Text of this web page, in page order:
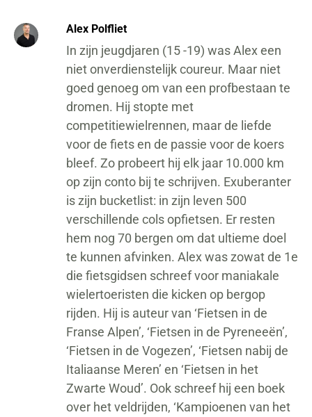
Alex Polfliet
In zijn jeugdjaren (15 -19) was Alex een
niet onverdienstelijk coureur. Maar niet
goed genoeg om van een profbestaan te
dromen. Hij stopte met
competitiewielrennen, maar de liefde
voor de fiets en de passie voor de koers
bleef. Zo probeert hij elk jaar 10.000 km
op zijn conto bij te schrijven. Exuberanter
is zijn bucketlist: in zijn leven 500
verschillende cols opfietsen. Er resten
hem nog 70 bergen om dat ultieme doel
te kunnen afvinken. Alex was zowat de 1e
die fietsgidsen schreef voor maniakale
wielertoeristen die kicken op bergop
rijden. Hij is auteur van ‘Fietsen in de
Franse Alpen’, ‘Fietsen in de Pyreneeën’,
‘Fietsen in de Vogezen’, ‘Fietsen nabij de
Italiaanse Meren’ en ‘Fietsen in het
Zwarte Woud’. Ook schreef hij een boek
over het veldrijden, ‘Kampioenen van het